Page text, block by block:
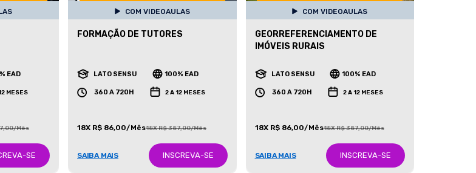
EAD
MESES
Mês
SE
COM VIDEOAULAS
FORMAÇÃO DE TUTORES
LATO SENSU 100% EAD
360 A 720H 2 A 12 MESES
18X R$ 86,00/Mês18X R$ 387,00/Mês
SAIBA MAIS INSCREVA-SE
COM VIDEOAULAS
GEORREFERENCIAMENTO DE
IMÓVEIS RURAIS
LATO SENSU 100% EAD
360 A 720H 2 A 12 MESES
18X R$ 86,00/Mês18X R$ 387,00/Mês
SAIBA MAIS INSCREVA-SE